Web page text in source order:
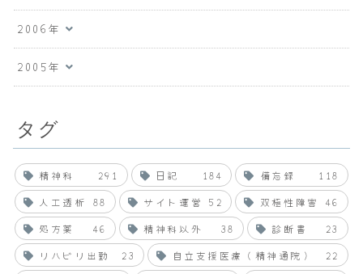
2006年
2005年
タグ
精神科 291 日記 184 備忘録
118
人工透析
88 サイト運営 52 双極性障害
46
処方薬
46 精神科以外 38 診断書
23
リハビリ出勤
23 自立支援医療（精神通院）
22